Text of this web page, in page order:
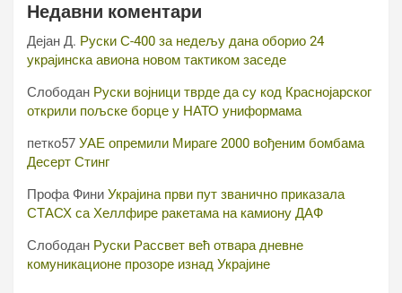
Недавни коментари
Дејан Д. Руски С-400 за недељу дана оборио 24
украјинска авиона новом тактиком заседе
Слободан Руски војници тврде да су код Краснојарског
открили пољске борце у НАТО униформама
петко57 УАЕ опремили Мираге 2000 вођеним бомбама
Десерт Стинг
Профа Фини Украјина први пут званично приказала
СТАСХ са Хеллфире ракетама на камиону ДАФ
Слободан Руски Рассвет већ отвара дневне
комуникационе прозоре изнад Украјине